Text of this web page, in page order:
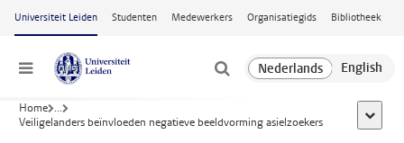
Ga naar hoofdinhoud
Universiteit Leiden Studenten Medewerkers Organisatiegids Bibliotheek
Menu
Home ...
Veiligelanders beïnvloeden negatieve beeldvorming asielzoekers
toon